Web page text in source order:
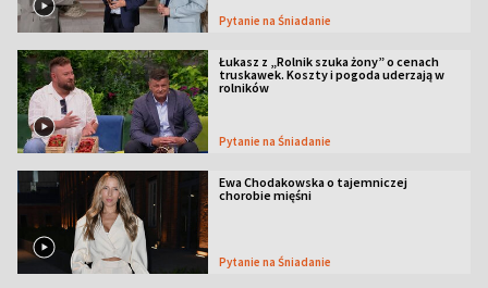
Pytanie na Śniadanie
Łukasz z „Rolnik szuka żony” o cenach
truskawek. Koszty i pogoda uderzają w
rolników
Pytanie na Śniadanie
Ewa Chodakowska o tajemniczej
chorobie mięśni
Pytanie na Śniadanie